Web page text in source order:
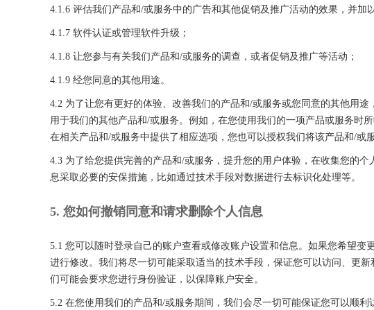
4.1.6 评估我们产品和/或服务中的广告和其他促销及推广活动的效果，并加
4.1.7 软件认证或管理软件升级；
4.1.8 让您参与有关我们产品和/或服务的调查，或者促销及推广等活动；
4.1.9 经您同意的其他用途。
4.2 为了让您有更好的体验、改善我们的产品和/或服务或您同意的其他用
用于我们的其他产品和/或服务。例如，在您使用我们的一项产品或服务时
在相关产品和/或服务中提供了相应选项，您也可以授权我们将该产品和/或
4.3 为了给您提供完善的产品和/或服务，提升您的用户体验，在收集您的
息采取必要的安保措施，比如通过技术手段对数据进行去标识化处理等。
5. 您如何撤销同意和请求删除个人信息
5.1 您可以随时登录自己的账户查看或修改账户设置和信息。如果您希望
进行修改。我们将尽一切可能采取适当的技术手段，保证您可以访问、更
们可能会要求您进行身份验证，以保障账户安全。
5.2 在您使用我们的产品和/或服务期间，我们会尽一切可能保证您可以顺